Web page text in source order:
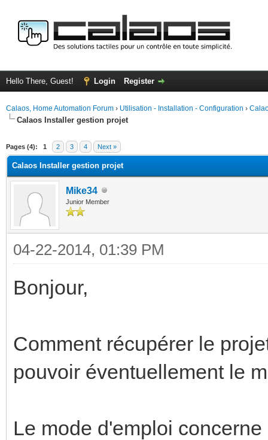
Hello There, Guest! Login Register
Calaos, Home Automation Forum › Utilisation - Installation - Configuration ›
Calaos Installer gestion projet
Pages (4): 1 2 3 4 Next »
Calaos Installer gestion projet
Mike34
Junior Member
04-22-2014, 01:39 PM
Bonjour,
Comment récupérer le
pouvoir éventuellement le
Le mode d'emploi